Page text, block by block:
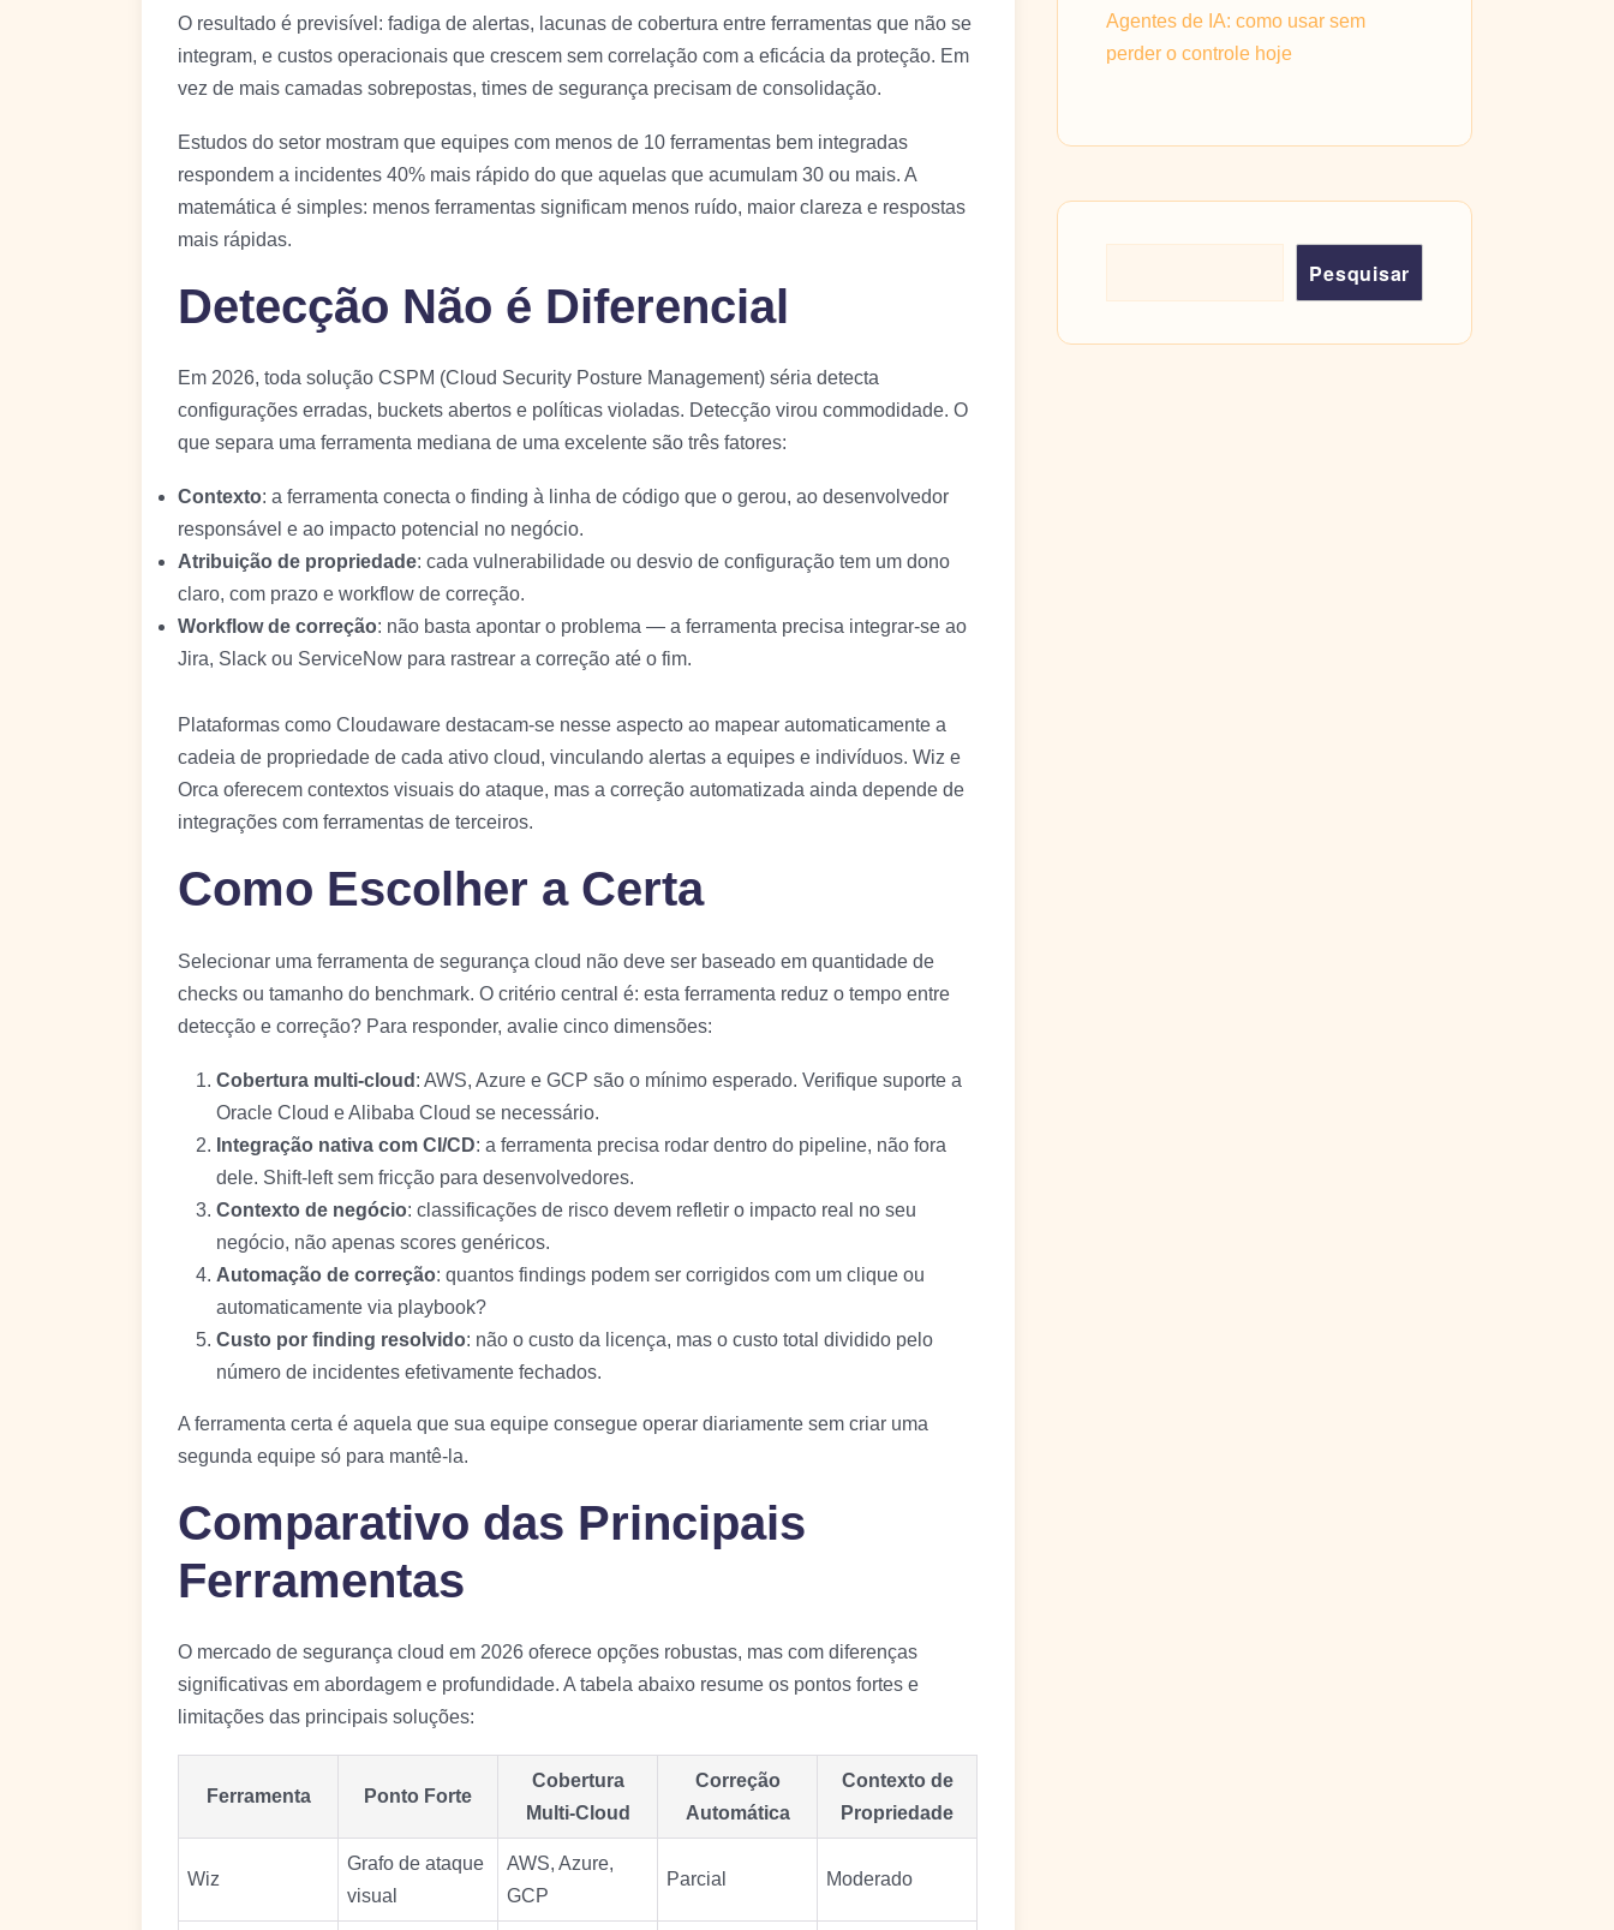
O resultado é previsível: fadiga de alertas, lacunas de cobertura entre ferramentas que não se
integram, e custos operacionais que crescem sem correlação com a eficácia da proteção. Em
vez de mais camadas sobrepostas, times de segurança precisam de consolidação.
Estudos do setor mostram que equipes com menos de 10 ferramentas bem integradas
respondem a incidentes 40% mais rápido do que aquelas que acumulam 30 ou mais. A
matemática é simples: menos ferramentas significam menos ruído, maior clareza e respostas
mais rápidas.
Detecção Não é Diferencial
Em 2026, toda solução CSPM (Cloud Security Posture Management) séria detecta
configurações erradas, buckets abertos e políticas violadas. Detecção virou commodidade. O
que separa uma ferramenta mediana de uma excelente são três fatores:
Contexto: a ferramenta conecta o finding à linha de código que o gerou, ao desenvolvedor
responsável e ao impacto potencial no negócio.
Atribuição de propriedade: cada vulnerabilidade ou desvio de configuração tem um dono
claro, com prazo e workflow de correção.
Workflow de correção: não basta apontar o problema — a ferramenta precisa integrar-se ao
Jira, Slack ou ServiceNow para rastrear a correção até o fim.
Plataformas como Cloudaware destacam-se nesse aspecto ao mapear automaticamente a
cadeia de propriedade de cada ativo cloud, vinculando alertas a equipes e indivíduos. Wiz e
Orca oferecem contextos visuais do ataque, mas a correção automatizada ainda depende de
integrações com ferramentas de terceiros.
Como Escolher a Certa
Selecionar uma ferramenta de segurança cloud não deve ser baseado em quantidade de
checks ou tamanho do benchmark. O critério central é: esta ferramenta reduz o tempo entre
detecção e correção? Para responder, avalie cinco dimensões:
Cobertura multi-cloud : AWS, Azure e GCP são o mínimo esperado. Verifique suporte a
Oracle Cloud e Alibaba Cloud se necessário.
Integração nativa com CI/CD: a ferramenta precisa rodar dentro do pipeline, não fora
dele. Shift-left sem fricção para desenvolvedores.
Contexto de negócio: classificações de risco devem refletir o impacto real no seu
negócio, não apenas scores genéricos.
Automação de correção: quantos findings podem ser corrigidos com um clique ou
automaticamente via playbook?
Custo por finding resolvido: não o custo da licença, mas o custo total dividido pelo
número de incidentes efetivamente fechados.
A ferramenta certa é aquela que sua equipe consegue operar diariamente sem criar uma
segunda equipe só para mantê-la.
Comparativo das Principais
Ferramentas
O mercado de segurança cloud em 2026 oferece opções robustas, mas com diferenças
significativas em abordagem e profundidade. A tabela abaixo resume os pontos fortes e
limitações das principais soluções:
Ferramenta Ponto Forte
Cobertura
Multi-Cloud
Correção
Automática
Contexto de
Propriedade
Wiz
Grafo de ataque
visual
AWS, Azure,
GCP
Parcial Moderado
Agentes de IA: como usar sem
perder o controle hoje
Pesquisar